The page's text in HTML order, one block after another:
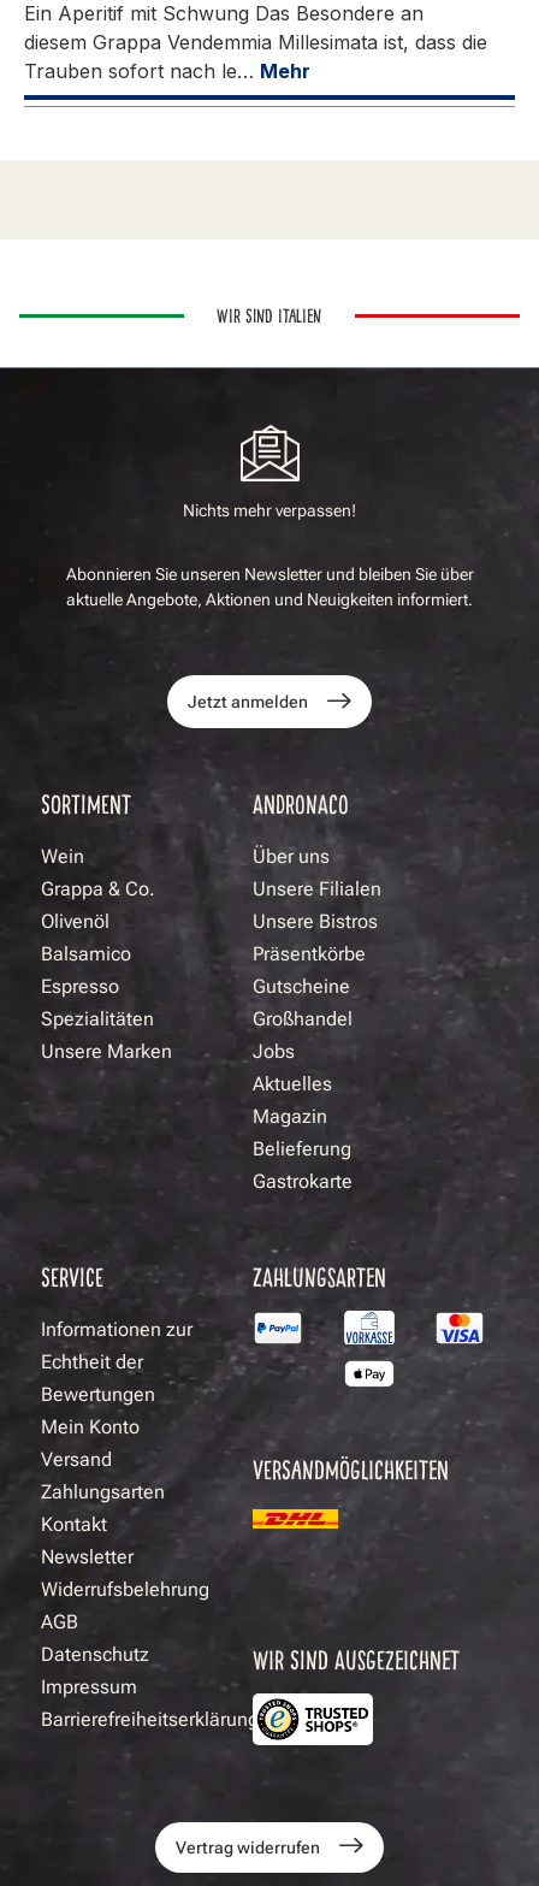
Ein Aperitif mit Schwung Das Besondere an
diesem Grappa Vendemmia Millesimata ist, dass die
Trauben sofort nach le… Mehr
WIR SIND ITALIEN
Nichts mehr verpassen!
Abonnieren Sie unseren Newsletter und bleiben Sie über
aktuelle Angebote, Aktionen und Neuigkeiten informiert.
Jetzt anmelden
SORTIMENT
Wein
Grappa & Co.
Olivenöl
Balsamico
Espresso
Spezialitäten
Unsere Marken
ANDRONACO
Über uns
Unsere Filialen
Unsere Bistros
Präsentkörbe
Gutscheine
Großhandel
Jobs
Aktuelles
Magazin
Belieferung
Gastrokarte
SERVICE
Informationen zur
Echtheit der
Bewertungen
Mein Konto
Versand
Zahlungsarten
Kontakt
Newsletter
Widerrufsbelehrung
AGB
Datenschutz
Impressum
Barrierefreiheitserklärung
ZAHLUNGSARTEN
VERSANDMÖGLICHKEITEN
WIR SIND AUSGEZEICHNET
Vertrag widerrufen